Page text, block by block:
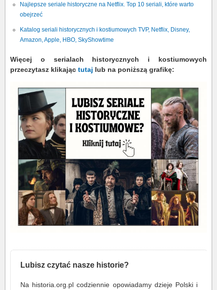
Najlepsze seriale historyczne na Netflix. Top 10 seriali, które warto
obejrzeć
Katalog seriali historycznych i kostiumowych TVP, Netflix, Disney,
Amazon, Apple, HBO, SkyShowtime
Więcej o serialach historycznych i kostiumowych
przeczytasz klikając tutaj lub na poniższą grafikę:
Lubisz czytać nasze historie?
Na historia.org.pl codziennie opowiadamy dzieje Polski i